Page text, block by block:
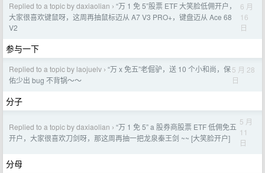
Replied to a topic by daxiaolian › “万 1 免 5”股票 ETF 大笑脸低佣开户，
大家很喜欢键鼠呀，这周再抽鼠标迈从 A7 V3 PRO+，键盘迈从 Ace 68
V2
6 月
16
日
参与一下
Replied to a topic by laojuelv › “万 x 免五”老倔驴，送 10 个小和尚，保
佑少出 bug 不背锅～～
5 月 28
日
分子
Replied to a topic by daxiaolian › “万 1 免 5” a 股券商股票 ETF 低佣免五
开户，大家很喜欢刀剑呀，那这周再抽一把龙泉秦王剑 ~~ [大笑脸开户]
5 月
11
日
分母